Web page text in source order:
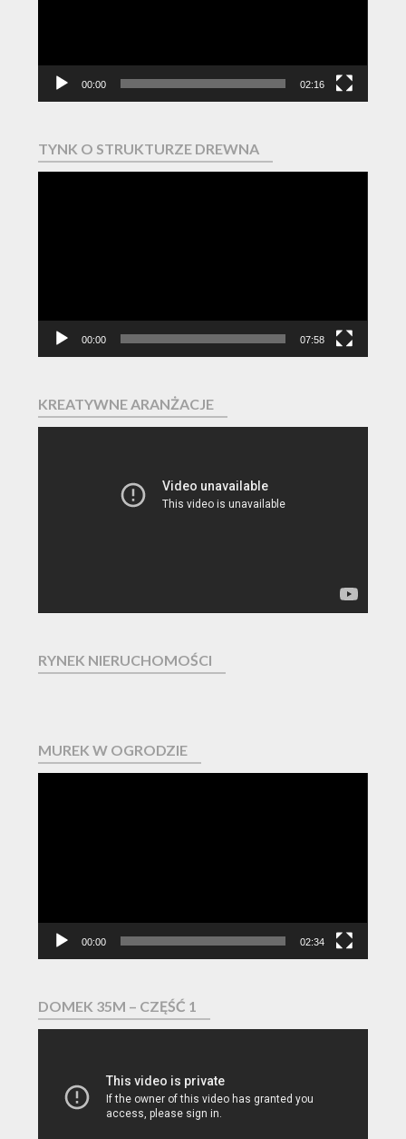
00:00 02:16
TYNK O STRUKTURZE DREWNA
00:00 07:58
KREATYWNE ARANŻACJE
RYNEK NIERUCHOMOŚCI
MUREK W OGRODZIE
00:00 02:34
DOMEK 35M – CZĘŚĆ 1